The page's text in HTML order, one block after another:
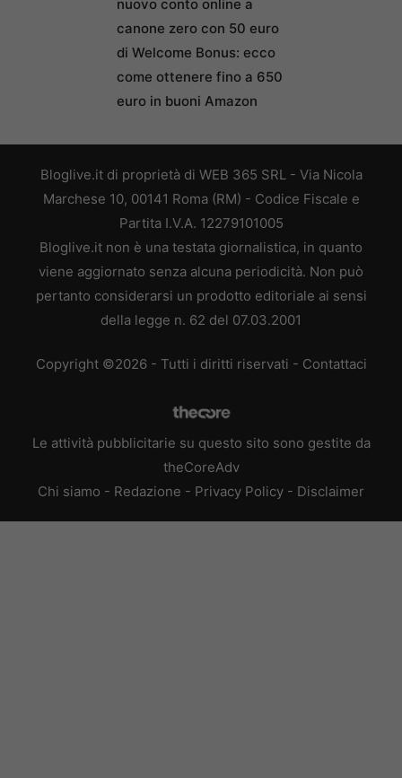
nuovo conto online a
canone zero con 50 euro
di Welcome Bonus: ecco
come ottenere fino a 650
euro in buoni Amazon
Bloglive.it di proprietà di WEB 365 SRL - Via Nicola
Marchese 10, 00141 Roma (RM) - Codice Fiscale e
Partita I.V.A. 12279101005
Bloglive.it non è una testata giornalistica, in quanto
viene aggiornato senza alcuna periodicità. Non può
pertanto considerarsi un prodotto editoriale ai sensi
della legge n. 62 del 07.03.2001
Copyright ©2026 - Tutti i diritti riservati - Contattaci
Le attività pubblicitarie su questo sito sono gestite da
theCoreAdv
Chi siamo - Redazione - Privacy Policy - Disclaimer